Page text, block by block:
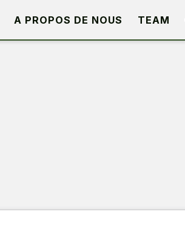
A PROPOS DE NOUS TEAM